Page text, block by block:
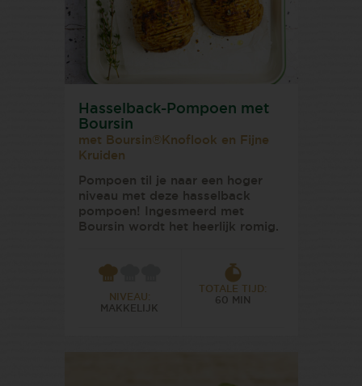
Hasselback-Pompoen met
Boursin
met Boursin®Knoflook en Fijne
Kruiden
Pompoen til je naar een hoger
niveau met deze hasselback
pompoen! Ingesmeerd met
Boursin wordt het heerlijk romig.
NIVEAU:
MAKKELIJK
TOTALE TIJD:
60 MIN